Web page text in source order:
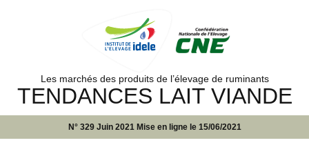
Les marchés des produits de l’élevage de ruminants
TENDANCES LAIT VIANDE
N° 329 Juin 2021 Mise en ligne le 15/06/2021